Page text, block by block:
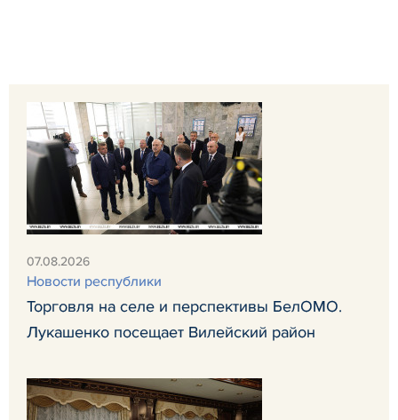
07.08.2026
Новости республики
Торговля на селе и перспективы БелОМО.
Лукашенко посещает Вилейский район